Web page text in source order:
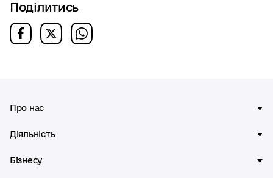
Поділитись
Про нас
Діяльність
Бізнесу